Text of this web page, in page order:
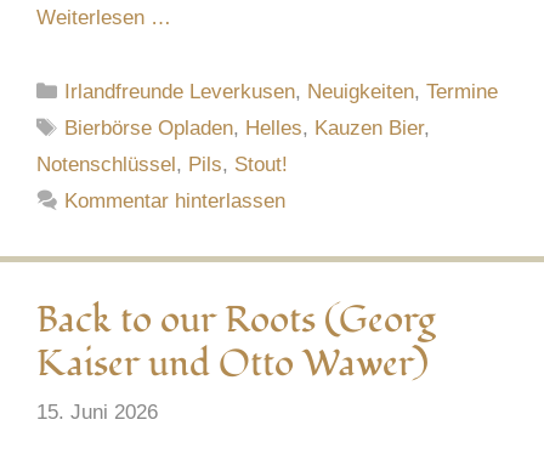
Weiterlesen …
Kategorien
Irlandfreunde Leverkusen, Neuigkeiten,Termine
Schlagwörter
Bierbörse Opladen, Helles, Kauzen Bier,
Notenschlüssel, Pils, Stout!
Kommentar hinterlassen
Back to our Roots (Georg
Kaiser und Otto Wawer)
15. Juni 2026